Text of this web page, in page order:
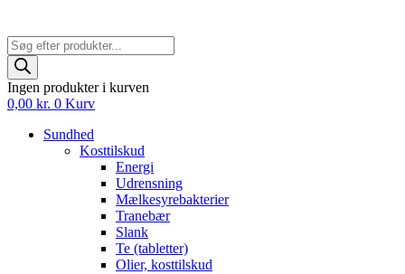
Products
search
Ingen produkter i kurven
0,00 kr. 0 Kurv
Sundhed
Kosttilskud
Energi
Udrensning
Mælkesyrebakterier
Tranebær
Slank
Te (tabletter)
Olier, kosttilskud